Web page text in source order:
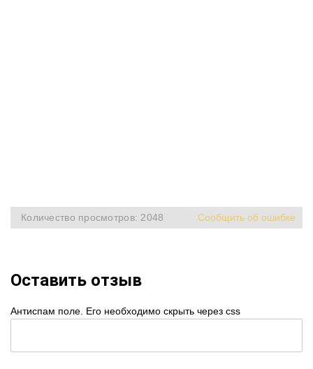
Количество просмотров: 2048 Сообщить об ошибке
Оставить отзыв
Антиспам поле. Его необходимо скрыть через css